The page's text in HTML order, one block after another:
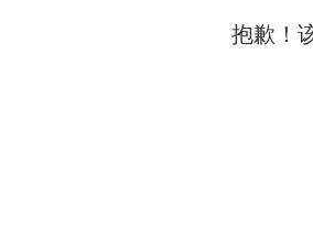
抱歉！